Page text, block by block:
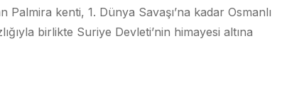
Palmira kenti, 1. Dünya Savaşı’na kadar Osmanlı
birlikte Suriye Devleti’nin himayesi altına